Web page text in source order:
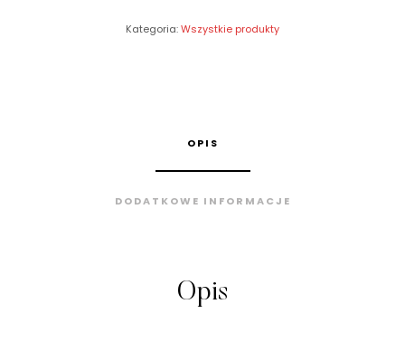
Kategoria:Wszystkie produkty
OPIS
DODATKOWE INFORMACJE
Opis